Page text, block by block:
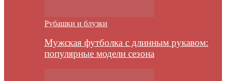
Рубашки и блузки
Мужская футболка с длинным рукавом:
популярные модели сезона